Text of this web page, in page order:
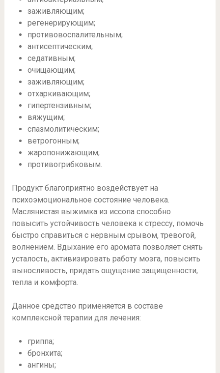
заживляющим;
регенерирующим;
противовоспалительным;
антисептическим;
седативным;
очищающим;
заживляющим;
отхаркивающим;
гипертензивным;
вяжущим;
спазмолитическим;
ветрогонным;
жаропонижающим;
противогрибковым.
Продукт благоприятно воздействует на
психоэмоциональное состояние человека.
Маслянистая выжимка из иссопа способно
повысить устойчивость человека к стрессу, помочь
быстро справиться с нервным срывом, тревогой,
волнением. Вдыхание его аромата позволяет снять
усталость, активизировать работу мозга, повысить
выносливость, придать ощущение защищенности,
тепла и комфорта.
Данное средство применяется в составе
комплексной терапии для лечения:
гриппа;
бронхита;
ангины;